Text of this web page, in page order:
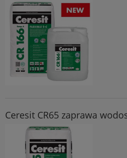
Ceresit CR65 zaprawa